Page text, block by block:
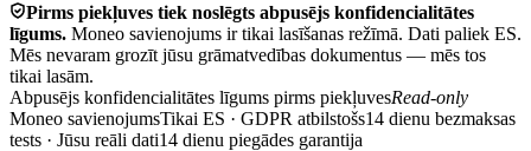
Pirms piekļuves tiek noslēgts abpusējs konfidencialitātes
līgums. Moneo savienojums ir tikai lasīšanas režīmā. Dati paliek ES.
Mēs nevaram grozīt jūsu grāmatvedības dokumentus — mēs tos
tikai lasām.
Abpusējs konfidencialitātes līgums pirms piekļuvesRead-only
Moneo savienojumsTikai ES · GDPR atbilstošs14 dienu bezmaksas
tests · Jūsu reāli dati14 dienu piegādes garantija